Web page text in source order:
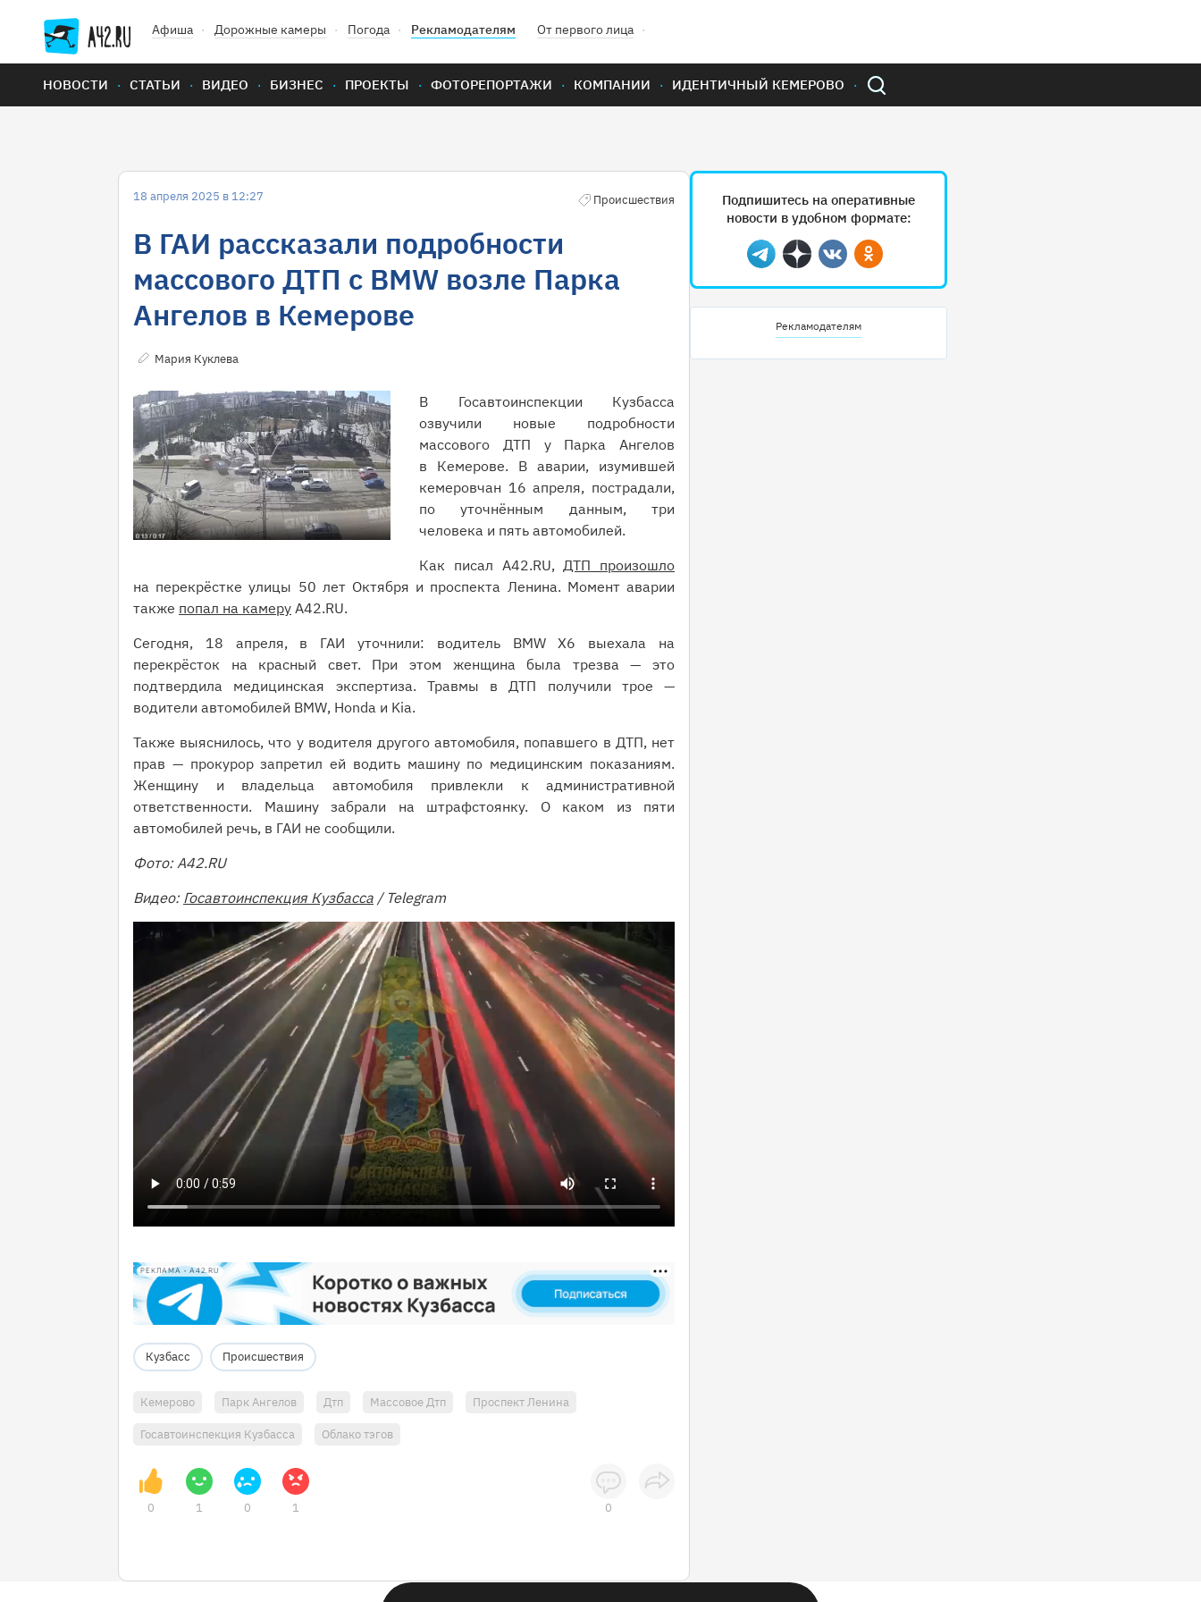
Афиша Дорожные камеры Погода Рекламодателям От первого лица
НОВОСТИ СТАТЬИ ВИДЕО БИЗНЕС ПРОЕКТЫ ФОТОРЕПОРТАЖИ КОМПАНИИ ИДЕНТИЧНЫЙ КЕМЕРОВО
18 апреля 2025 в 12:27 Происшествия
В ГАИ рассказали подробности
массового ДТП с BMW возле Парка
Ангелов в Кемерове
Мария Куклева
В Госавтоинспекции Кузбасса
озвучили новые подробности
массового ДТП у Парка Ангелов
в Кемерове. В аварии, изумившей
кемеровчан 16 апреля, пострадали,
по уточнённым данным, три
человека и пять автомобилей.
Как писал A42.RU,ДТП произошло
на перекрёстке улицы 50 лет Октября и проспекта Ленина. Момент аварии
также попал на камеру A42.RU.
Сегодня, 18 апреля, в ГАИ уточнили: водитель BMW X6 выехала на
перекрёсток на красный свет. При этом женщина была трезва — это
подтвердила медицинская экспертиза. Травмы в ДТП получили трое —
водители автомобилей BMW, Honda и Kia.
Также выяснилось, что у водителя другого автомобиля, попавшего в ДТП, нет
прав — прокурор запретил ей водить машину по медицинским показаниям.
Женщину и владельца автомобиля привлекли к административной
ответственности. Машину забрали на штрафстоянку. О каком из пяти
автомобилей речь, в ГАИ не сообщили.
Фото: A42.RU
Видео: Госавтоинспекция Кузбасса / Telegram
РЕКЛАМА • A42.RU
Кузбасс Происшествия
Кемерово Парк Ангелов Дтп Массовое Дтп Проспект Ленина
Госавтоинспекция Кузбасса Облако тэгов
0 1 0 1 0
Подпишитесь на оперативные
новости в удобном формате:
Telegram
ДзенВконтактеОдноклассники
Рекламодателям